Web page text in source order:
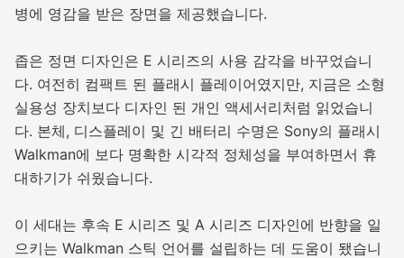
병에 영감을 받은 장면을 제공했습니다.
좁은 정면 디자인은 E 시리즈의 사용 감각을 바꾸었습니
다. 여전히 컴팩트 된 플래시 플레이어였지만, 지금은 소형
실용성 장치보다 디자인 된 개인 액세서리처럼 읽었습니
다. 본체, 디스플레이 및 긴 배터리 수명은 Sony의 플래시
Walkman에 보다 명확한 시각적 정체성을 부여하면서 휴
대하기가 쉬웠습니다.
이 세대는 후속 E 시리즈 및 A 시리즈 디자인에 반향을 일
으키는 Walkman 스틱 언어를 설립하는 데 도움이 됐습니